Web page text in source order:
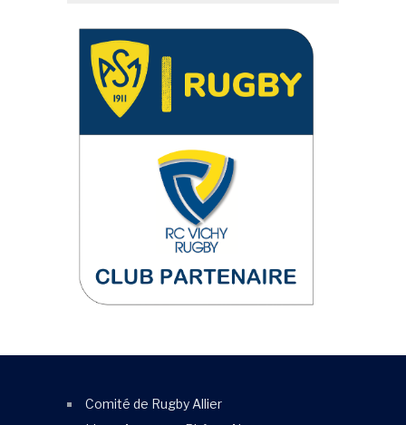
Comité de Rugby Allier